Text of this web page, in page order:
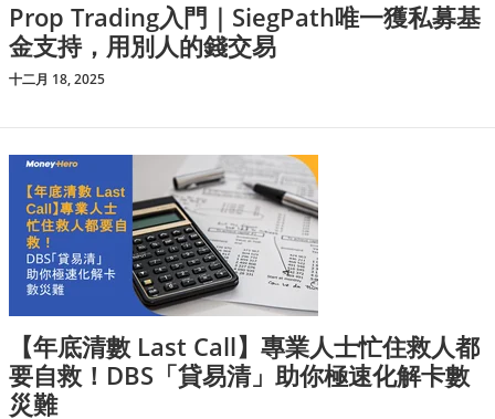
Prop Trading入門｜SiegPath唯一獲私募基
金支持，用別人的錢交易
十二月 18, 2025
【年底清數 Last Call】專業人士忙住救人都
要自救！DBS「貸易清」助你極速化解卡數
災難